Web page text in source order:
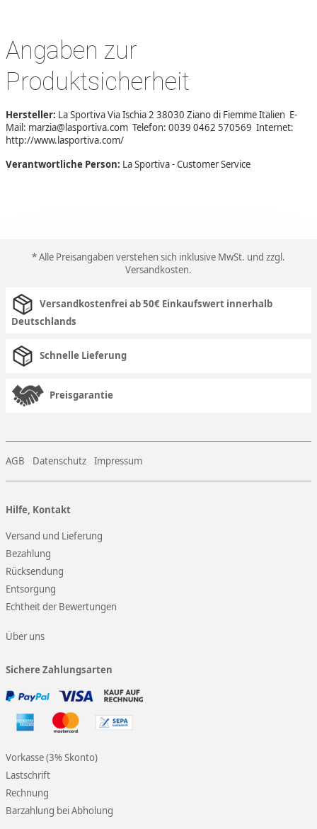
Angaben zur
Produktsicherheit
Hersteller: La Sportiva Via Ischia 2 38030 Ziano di Fiemme Italien E-
Mail: marzia@lasportiva.com Telefon: 0039 0462 570569 Internet:
http://www.lasportiva.com/
Verantwortliche Person: La Sportiva - Customer Service
* Alle Preisangaben verstehen sich inklusive MwSt. und zzgl.
Versandkosten.
Versandkostenfrei ab 50€ Einkaufswert innerhalb
Deutschlands
Schnelle Lieferung
Preisgarantie
AGB Datenschutz Impressum
Hilfe, Kontakt
Versand und Lieferung
Bezahlung
Rücksendung
Entsorgung
Echtheit der Bewertungen
Über uns
Sichere Zahlungsarten
Vorkasse (3% Skonto)
Lastschrift
Rechnung
Barzahlung bei Abholung